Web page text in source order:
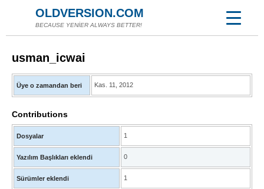
OLDVERSION.COM
BECAUSE YENİER ALWAYS BETTER!
usman_icwai
Üye o zamandan beri Kas. 11, 2012
Contributions
Dosyalar 1
Yazılım Başlıkları eklendi 0
Sürümler eklendi 1